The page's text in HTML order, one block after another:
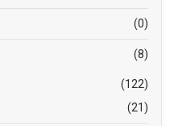
(0)
(8)
(122)
(21)